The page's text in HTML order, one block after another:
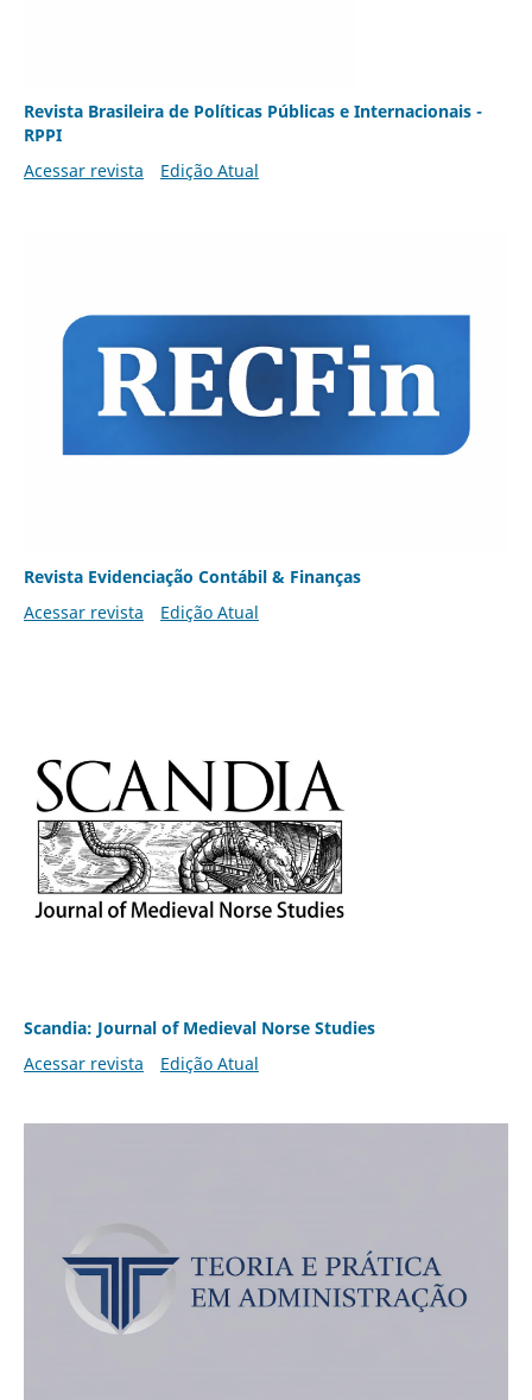
Revista Brasileira de Políticas Públicas e Internacionais -
RPPI
Acessar revista
Edição Atual
Revista Evidenciação Contábil & Finanças
Acessar revista
Edição Atual
Scandia: Journal of Medieval Norse Studies
Acessar revista
Edição Atual